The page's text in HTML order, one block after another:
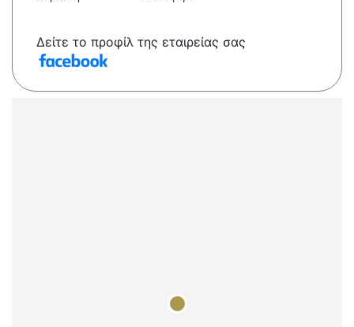
Δείτε το προφίλ της εταιρείας σας